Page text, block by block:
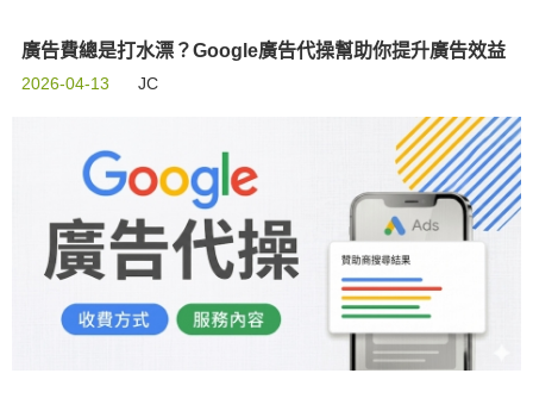
廣告費總是打水漂？Google廣告代操幫助你提升廣告效益
2026-04-13 JC